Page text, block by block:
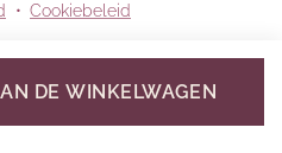
DE WINKELWAGEN
Cookiebeleid